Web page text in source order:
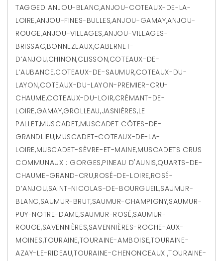
TAGGEDANJOU-BLANC,ANJOU-COTEAUX-DE-LA-
LOIRE,ANJOU-FINES-BULLES,ANJOU-GAMAY,ANJOU-
ROUGE,ANJOU-VILLAGES,ANJOU-VILLAGES-
BRISSAC,BONNEZEAUX,CABERNET-
D’ANJOU,CHINON,CLISSON,COTEAUX-DE-
L’AUBANCE,COTEAUX-DE-SAUMUR,COTEAUX-DU-
LAYON,COTEAUX-DU-LAYON-PREMIER-CRU-
CHAUME,COTEAUX-DU-LOIR,CRÉMANT-DE-
LOIRE,GAMAY,GROLLEAU,JASNIÈRES,LE
PALLET,MUSCADET,MUSCADET CÔTES-DE-
GRANDLIEU,MUSCADET-COTEAUX-DE-LA-
LOIRE,MUSCADET-SÈVRE-ET-MAINE,MUSCADETS CRUS
COMMUNAUX : GORGES,PINEAU D'AUNIS,QUARTS-DE-
CHAUME-GRAND-CRU,ROSÉ-DE-LOIRE,ROSÉ-
D’ANJOU,SAINT-NICOLAS-DE-BOURGUEIL,SAUMUR-
BLANC,SAUMUR-BRUT,SAUMUR-CHAMPIGNY,SAUMUR-
PUY-NOTRE-DAME,SAUMUR-ROSÉ,SAUMUR-
ROUGE,SAVENNIÈRES,SAVENNIÈRES-ROCHE-AUX-
MOINES,TOURAINE,TOURAINE-AMBOISE,TOURAINE-
AZAY-LE-RIDEAU,TOURAINE-CHENONCEAUX.,TOURAINE-